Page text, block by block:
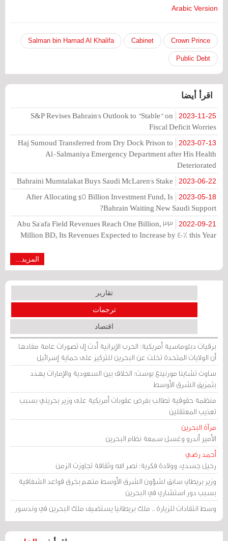
Arabic Version
Crown Prince
Cabinet
Salman bin Hamad Al Khalifa
Public Debt
اقرأ أيضا
2023-11-25
S&P Revises Bahrain's Outlook to "Stable" on
Fiscal Deficit Worries
2023-07-13
Haj Sumoud Transferred from Dry Dock Prison to
Al-Salmaniya Emergency Department after His Health
Deteriorated
2023-06-22
Bahraini Mumtalakat Buys Saudi McLaren's Stake
2023-05-18
After Allocating $5 Billion Investment Fund, Is
Bahrain Waiting New Saudi Support?
2022-09-21
Abu Sa'afa Field Revenues Reach One Billion, 33
Million BD, Its Revenues Expected to Increase by 40% this Year
المزيد...
تقارير
ترجمات
اقتصاد
برقيات دبلوماسية أمريكية: الحرب الإيرانية أدت إلى تصورات عامة مفادها
أن الولايات المتحدة تخلت عن البحرين للتركيز على حماية إسرائيل
ساوث تشاينا مورنينغ بوست: الخلاف بين السعودية والإمارات يهدد
بتمزيق الشرق الأوسط
منظمة حقوقية تطالب بفرض عقوبات أمريكية على وزير بحريني بسبب
تعذيب المعتقلين
مرآة البحرين
الأمير أندرو وغسل سمعة نظام البحرين
أحمد رضي
رحيل جسدي، وولادة فكرية: نصر الله وثقافة تجاوزت الزمن
وزير بريطاني سابق لشؤون الشرق الأوسط متهم بخرق قواعد الشفافية
بسبب دور استشاري في البحرين
وسط انتقادات للزيارة .. ملك بريطانيا يستضيف ملك البحرين في وندسور